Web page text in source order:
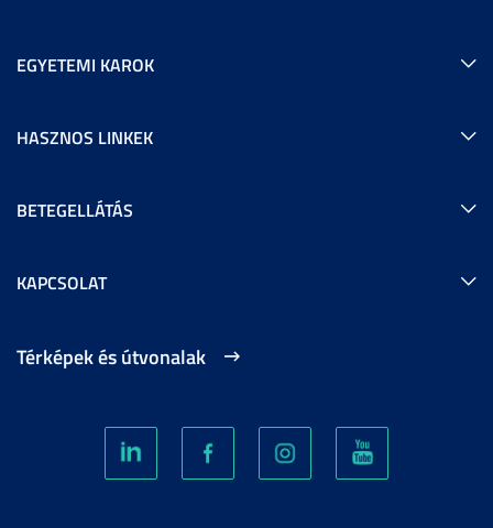
EGYETEMI KAROK
HASZNOS LINKEK
BETEGELLÁTÁS
KAPCSOLAT
Térképek és útvonalak